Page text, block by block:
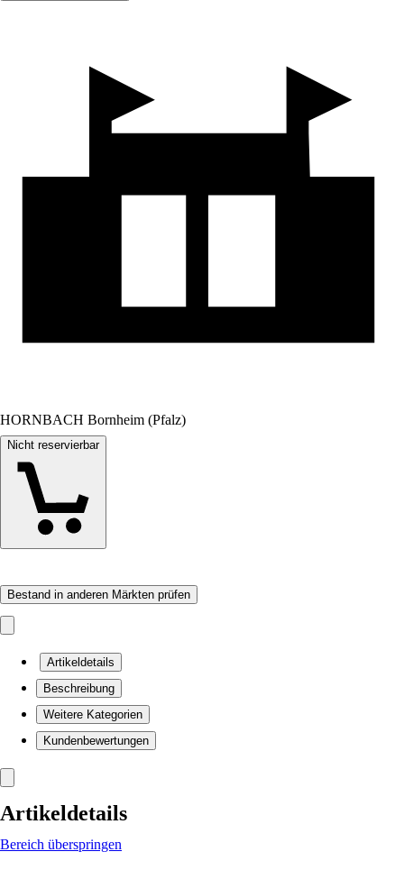
HORNBACH Bornheim (Pfalz)
Nicht reservierbar
Bestand in anderen Märkten prüfen
Artikeldetails
Beschreibung
Weitere Kategorien
Kundenbewertungen
Artikeldetails
Bereich überspringen